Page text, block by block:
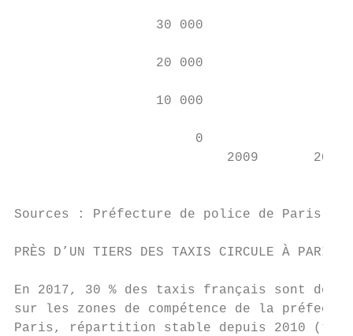
                  30 000
                  20 000
                  10 000
                       0
2009
Sources : Préfecture de police de Paris ;
PRÈS D’UN TIERS DES TAXIS
En 2017, 30 % des taxis français sont
sur les zones de compétence de la
Paris, répartition stable depuis 2010